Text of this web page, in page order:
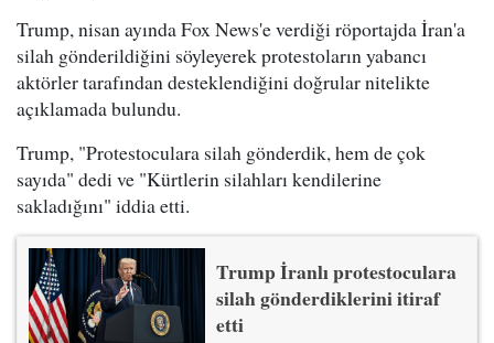
Trump, nisan ayında Fox News'e verdiği röportajda İran'a
silah gönderildiğini söyleyerek protestoların yabancı
aktörler tarafından desteklendiğini doğrular nitelikte
açıklamada bulundu.
Trump, "Protestoculara silah gönderdik, hem de çok
sayıda" dedi ve "Kürtlerin silahları kendilerine
sakladığını" iddia etti.
Trump İranlı protestoculara
silah gönderdiklerini itiraf
etti